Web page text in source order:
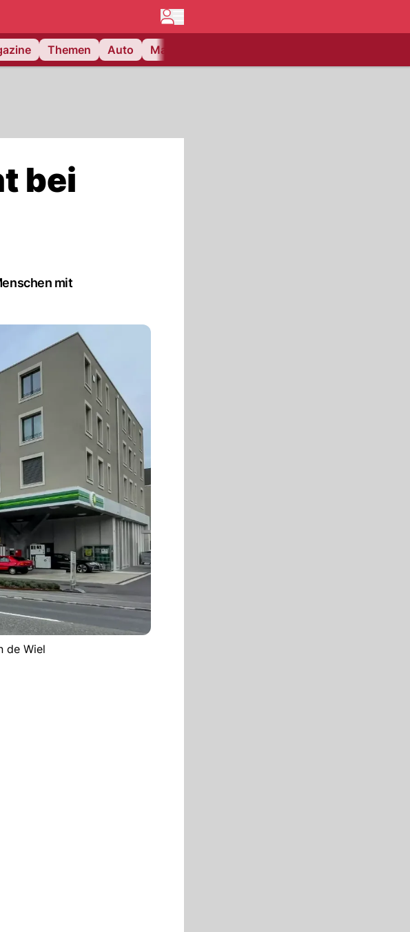
Themen Auto Matchcenter
bei
mit
de Wiel